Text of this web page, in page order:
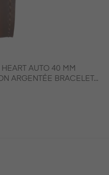
AUTO 40 MM
ARGENTÉE BRACELET...